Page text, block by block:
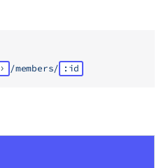
/members/ :id